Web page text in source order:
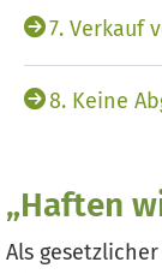
7. Verkauf
8. Keine
„Haften
Als